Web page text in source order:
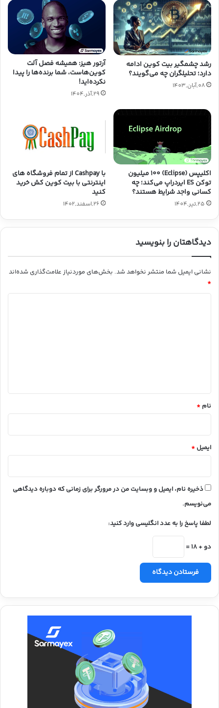
رشد چشمگیر بیت کوین ادامه
دارد؛ تحلیلگران چه می‌گویند؟
08,آبان,1403
آرتور هیز: همیشه فصل آلت
کوین‌هاست، شما برنده‌ها را پیدا
نکرده‌اید!
29,آذر,1404
اکلیپس (Eclipse) ۱۰۰ میلیون
توکن ES ایردراپ می‌کند؛ چه
کسانی واجد شرایط هستند؟
25,تیر,1404
با Cashpay از تمام فروشگاه های
اینترنتی با بیت کوین کش خرید
کنید
26,اسفند,1402
دیدگاهتان را بنویسید
نشانی ایمیل شما منتشر نخواهد شد. بخش‌های موردنیاز علامت‌گذاری شده‌اند
*
نام *
ایمیل *
ذخیره نام، ایمیل و وبسایت من در مرورگر برای زمانی که دوباره دیدگاهی
می‌نویسم.
لطفا پاسخ را به عدد انگلیسی وارد کنید:
دو + 18 =